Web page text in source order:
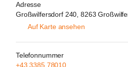
Adresse
Großwilfersdorf 240, 8263
Auf Karte ansehen
Telefonnummer
+43 3385 78010